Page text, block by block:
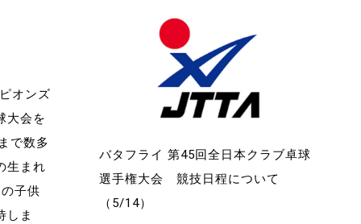
オンズ
大会を
で数多
生まれ
子供
しま
バタフライ 第45回全日本クラブ卓球
選手権大会 競技日程について
（5/14）